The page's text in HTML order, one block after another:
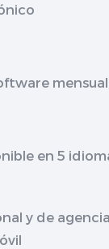
en 5
y de